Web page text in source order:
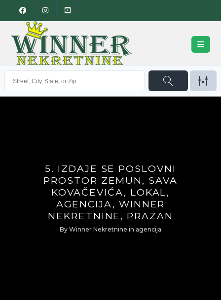
5. IZDAJE SE POSLOVNI
PROSTOR ZEMUN, SAVA
KOVAČEVIĆA, LOKAL,
AGENCIJA, WINNER
NEKRETNINE, PRAZAN
By Winner Nekretnine in agencija